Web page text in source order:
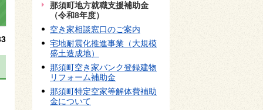
那須町地方就職支援補助金
（令和8年度）
空き家相談窓口のご案内
宅地耐震化推進事業（大規模
盛土造成地）
那須町空き家バンク登録建物
リフォーム補助金
那須町特定空家等解体費補助
金について